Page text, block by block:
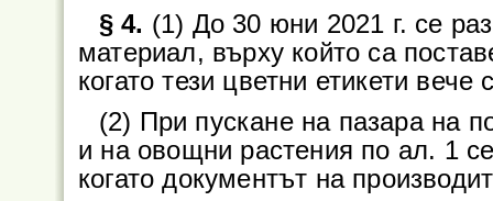
§ 4. (1) До 30 юни 2021 г. се
материал, върху който са
когато тези цветни етикети
(2) При пускане на пазара на
и на овощни растения по ал. 1
когато документът на